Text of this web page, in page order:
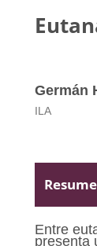
Germán
ILA
Entre
presenta